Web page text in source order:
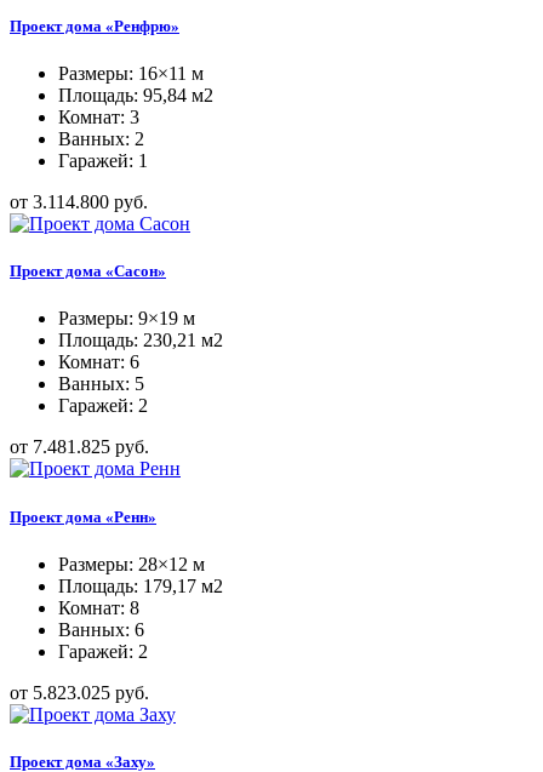
Проект дома «Ренфрю»
Размеры: 16×11 м
Площадь: 95,84 м2
Комнат: 3
Ванных: 2
Гаражей: 1
от 3.114.800 руб.
Проект дома «Сасон»
Размеры: 9×19 м
Площадь: 230,21 м2
Комнат: 6
Ванных: 5
Гаражей: 2
от 7.481.825 руб.
Проект дома «Ренн»
Размеры: 28×12 м
Площадь: 179,17 м2
Комнат: 8
Ванных: 6
Гаражей: 2
от 5.823.025 руб.
Проект дома «Заху»